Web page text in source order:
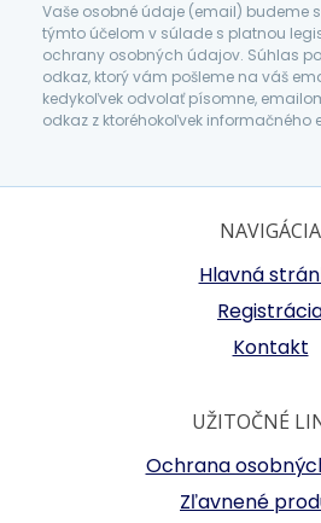
Vaše osobné údaje (email) budeme
týmto účelom v súlade s platnou
ochrany osobných údajov. Súhlas
odkaz, ktorý vám pošleme na váš
kedykoľvek odvolať písomne,
odkaz z ktoréhokoľvek informačného
NAVIGÁCIA
Hlavná
Kontakt
UŽITOČNÉ
Ochrana
Zľavnené